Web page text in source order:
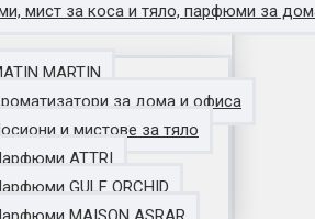
мист за коса и тяло, парфюми за
MARTIN
за дома и офиса
и мистове за тяло
ATTRI
GULF ORCHID